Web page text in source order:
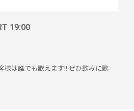
19:00
様は誰でも歌えます!! ぜひ飲みに歌